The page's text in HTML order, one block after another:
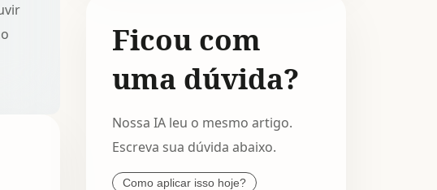
Ficou com
uma dúvida?
Nossa IA leu o mesmo artigo.
Escreva sua dúvida abaixo.
Como aplicar isso hoje?